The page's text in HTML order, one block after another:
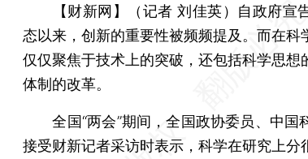
【财新网】（记者 刘佳英） 自政府宣
态以来，创新的重要性被频频提及。而在科
仅仅聚焦于技术上的突破，还包括科学思想
体制的改革。
全国“两会”期间，全国政协委员、中国
接受财新记者采访时表示，科学在研究上分